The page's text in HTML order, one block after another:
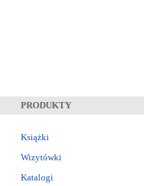
PRODUKTY
Książki
Wizytówki
Katalogi